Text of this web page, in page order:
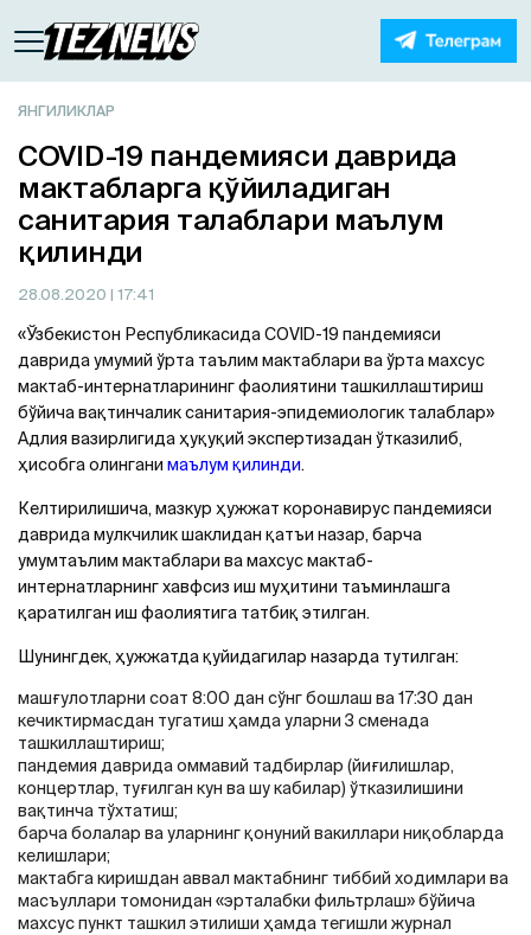
ЯНГИЛИКЛАР
COVID-19 пандемияси даврида
мактабларга қўйиладиган
санитария талаблари маълум
қилинди
28.08.2020 | 17:41
«Ўзбекистон Республикасида COVID-19 пандемияси
даврида умумий ўрта таълим мактаблари ва ўрта махсус
мактаб-интернатларининг фаолиятини ташкиллаштириш
бўйича вақтинчалик санитария-эпидемиологик талаблар»
Aдлия вазирлигида ҳуқуқий экспертизадан ўтказилиб,
ҳисобга олингани маълум қилинди.
Келтирилишича, мазкур ҳужжат коронавирус пандемияси
даврида мулкчилик шаклидан қатъи назар, барча
умумтаълим мактаблари ва махсус мактаб-
интернатларнинг хавфсиз иш муҳитини таъминлашга
қаратилган иш фаолиятига татбиқ этилган.
Шунингдек, ҳужжатда қуйидагилар назарда тутилган:
машғулотларни соат 8:00 дан сўнг бошлаш ва 17:30 дан
кечиктирмасдан тугатиш ҳамда уларни 3 сменада
ташкиллаштириш;
пандемия даврида оммавий тадбирлар (йиғилишлар,
концертлар, туғилган кун ва шу кабилар) ўтказилишини
вақтинча тўхтатиш;
барча болалар ва уларнинг қонуний вакиллари ниқобларда
келишлари;
мактабга киришдан аввал мактабнинг тиббий ходимлари ва
масъуллари томонидан «эрталабки фильтрлаш» бўйича
махсус пункт ташкил этилиши ҳамда тегишли журнал